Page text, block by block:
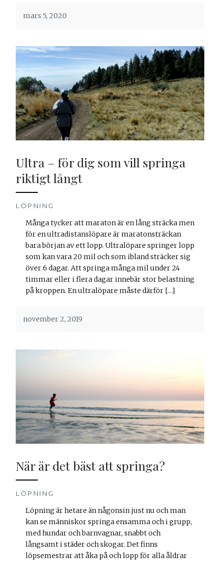
mars 5, 2020
Ultra – för dig som vill springa
riktigt långt
LÖPNING
Många tycker att maraton är en lång sträcka men
för en ultradistanslöpare är maratonsträckan
bara början av ett lopp. Ultralöpare springer lopp
som kan vara 20 mil och som ibland sträcker sig
över 6 dagar. Att springa många mil under 24
timmar eller i flera dagar innebär stor belastning
på kroppen. En ultralöpare måste därför […]
november 2, 2019
När är det bäst att springa?
LÖPNING
Löpning är hetare än någonsin just nu och man
kan se människor springa ensamma och i grupp,
med hundar och barnvagnar, snabbt och
långsamt i städer och skogar. Det finns
löpsemestrar att åka på och lopp för alla åldrar